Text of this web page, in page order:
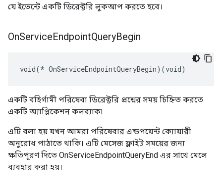
যে ইভেন্টে একটি ডিরেক্টরি লুকআপ করতে হবে।
OnServiceEndpointQueryBegin
void(* OnServiceEndpointQueryBegin)(void)
একটি বহির্গামী পরিষেবা ডিরেক্টরি প্রশ্নের সময় চিহ্নিত করতে
একটি অ্যাপ্লিকেশন কলব্যাক৷
এটি বলা হয় যখন আমরা পরিষেবার এন্ডপয়েন্ট ক্যোয়ারী
অনুরোধ পাঠাতে থাকি। এটি মেসেজ ফ্লাইট সময়ের জন্য
ক্ষতিপূরণ দিতে OnServiceEndpointQueryEnd এর সাথে মেলে
ব্যবহার করা হয়।